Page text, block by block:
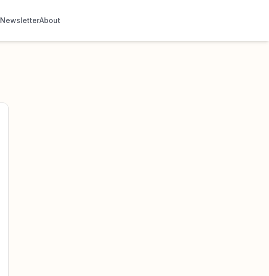
NewsletterAbout